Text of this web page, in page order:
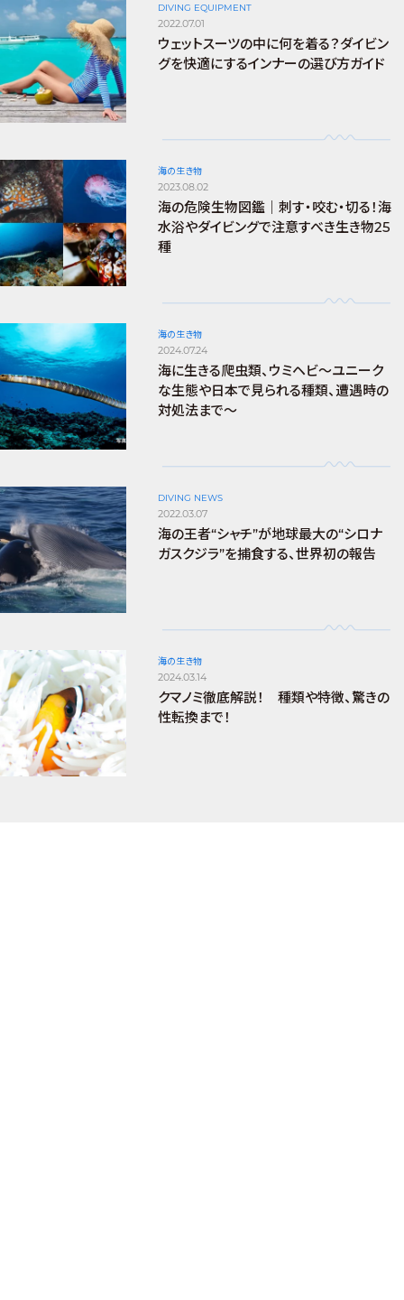
DIVING EQUIPMENT
2022.07.01
ウェットスーツの中に何を着る？ダイビン
グを快適にするインナーの選び方ガイド
海の生き物
2023.08.02
海の危険生物図鑑｜刺す・咬む・切る！海
水浴やダイビングで注意すべき生き物25
種
海の生き物
2024.07.24
海に生きる爬虫類、ウミヘビ～ユニーク
な生態や日本で見られる種類、遭遇時の
対処法まで～
DIVING NEWS
2022.03.07
海の王者“シャチ”が地球最大の“シロナ
ガスクジラ”を捕食する、世界初の報告
海の生き物
2024.03.14
クマノミ徹底解説！ 種類や特徴、驚きの
性転換まで！